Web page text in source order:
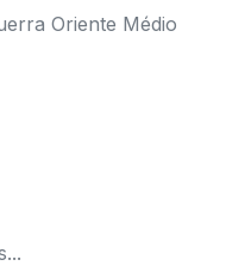
Oriente Médio